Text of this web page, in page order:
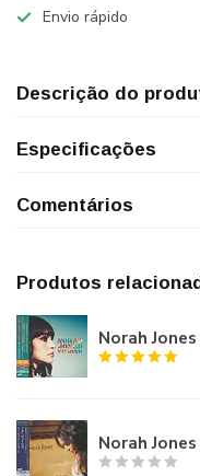
Envio rápido
Descrição do
Especificações
Comentários
Produtos
Norah
Norah